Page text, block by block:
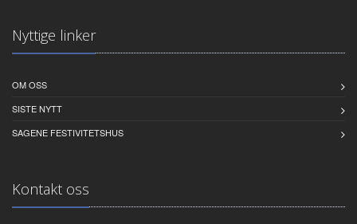
Nyttige linker
OM OSS
SISTE NYTT
SAGENE FESTIVITETSHUS
Kontakt oss